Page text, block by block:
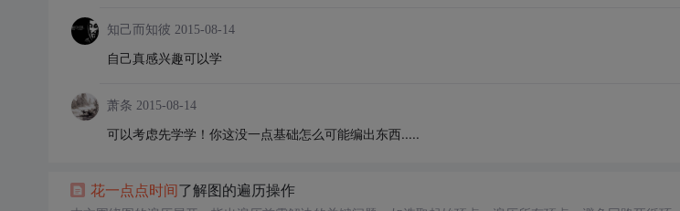
知己而知彼 2015-08-14
自己真感兴趣可以学
萧条 2015-08-14
可以考虑先学学！你这没一点基础怎么可能编出东西.....
花一点点时间了解图的遍历操作